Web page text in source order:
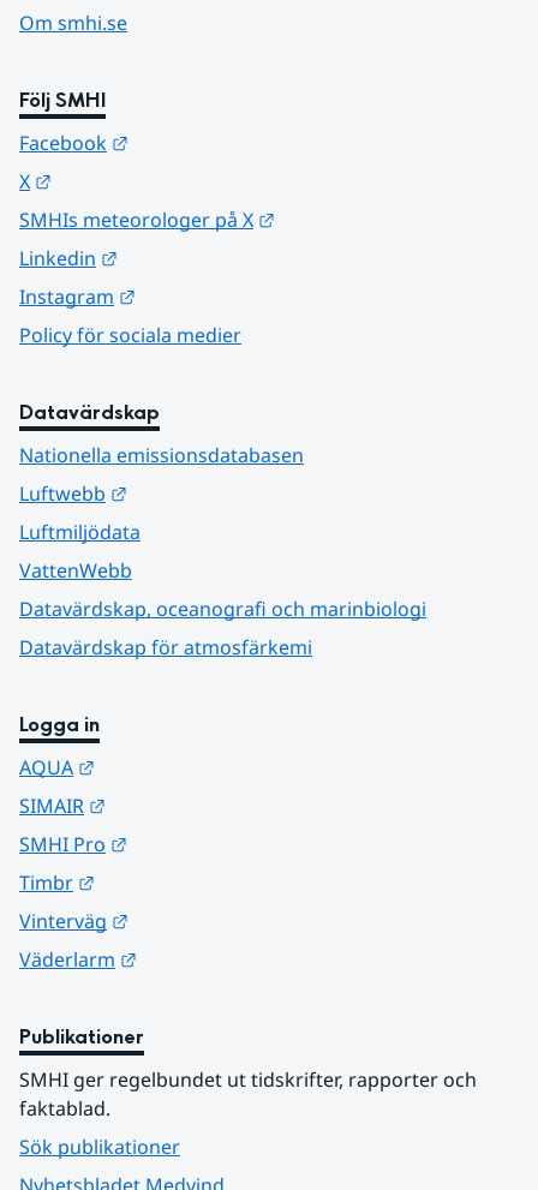
Om smhi.se
Följ SMHI
Facebook
X
SMHIs meteorologer på X
Linkedin
Instagram
Policy för sociala medier
Datavärdskap
Nationella emissionsdatabasen
Luftwebb
Luftmiljödata
VattenWebb
Datavärdskap, oceanografi och marinbiologi
Datavärdskap för atmosfärkemi
Logga in
AQUA
SIMAIR
SMHI Pro
Timbr
Vinterväg
Väderlarm
Publikationer
SMHI ger regelbundet ut tidskrifter, rapporter och
faktablad.
Sök publikationer